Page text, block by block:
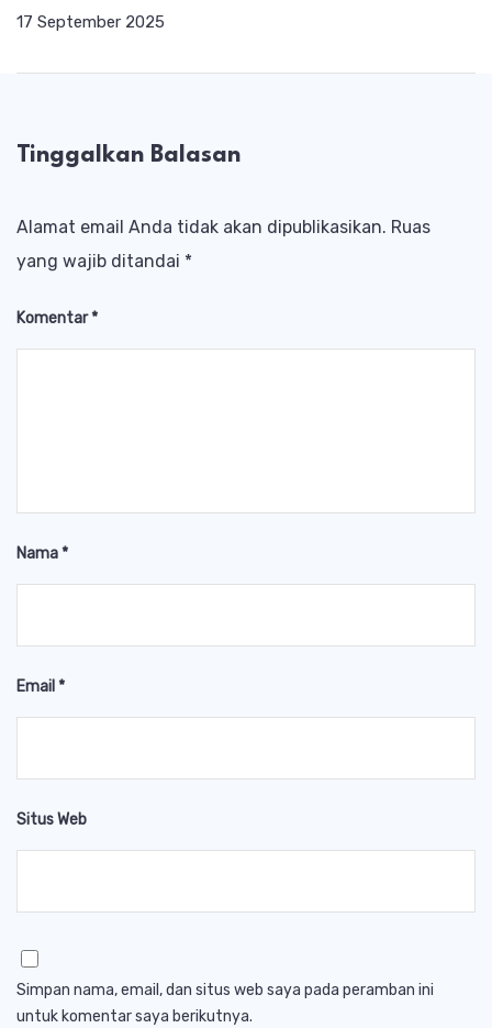
17 September 2025
Tinggalkan Balasan
Alamat email Anda tidak akan dipublikasikan. Ruas
yang wajib ditandai *
Komentar*
Nama*
Email *
Situs Web
Simpan nama, email, dan situs web saya pada peramban ini
untuk komentar saya berikutnya.